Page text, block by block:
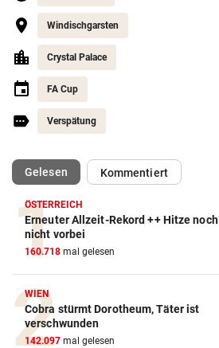
Windischgarsten
Crystal Palace
FA Cup
Verspätung
Gelesen(ausgewählt)Kommentiert
ÖSTERREICH
Erneuter Allzeit-Rekord ++ Hitze noch
nicht vorbei
160.718 mal gelesen
WIEN
Cobra stürmt Dorotheum, Täter ist
verschwunden
142.097 mal gelesen